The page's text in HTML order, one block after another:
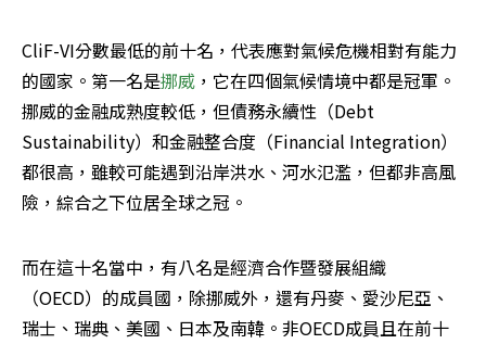
CliF-VI分數最低的前十名，代表應對氣候危機相對有能力
的國家。第一名是挪威 ，它在四個氣候情境中都是冠軍。
挪威的金融成熟度較低，但債務永續性（Debt
Sustainability）和金融整合度（Financial Integration）
都很高，雖較可能遇到沿岸洪水、河水氾濫，但都非高風
險，綜合之下位居全球之冠。
而在這十名當中，有八名是經濟合作暨發展組織
（OECD）的成員國，除挪威外，還有丹麥、愛沙尼亞、
瑞士、瑞典、美國、日本及南韓。非OECD成員且在前十